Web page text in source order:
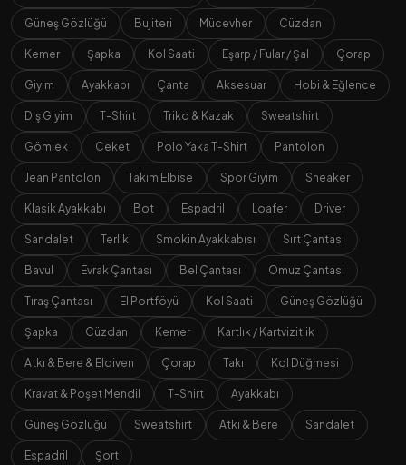
Güneş Gözlüğü Bujiteri Mücevher Cüzdan
Kemer Şapka Kol Saati Eşarp / Fular / Şal Çorap
Giyim Ayakkabı Çanta Aksesuar Hobi & Eğlence
Dış Giyim T-Shirt Triko & Kazak Sweatshirt
Gömlek Ceket Polo Yaka T-Shirt Pantolon
Jean Pantolon Takım Elbise Spor Giyim Sneaker
Klasik Ayakkabı Bot Espadril Loafer Driver
Sandalet Terlik Smokin Ayakkabısı Sırt Çantası
Bavul Evrak Çantası Bel Çantası Omuz Çantası
Tıraş Çantası El Portföyü Kol Saati Güneş Gözlüğü
Şapka Cüzdan Kemer Kartlık / Kartvizitlik
Atkı & Bere & Eldiven Çorap Takı Kol Düğmesi
Kravat & Poşet Mendil T-Shirt Ayakkabı
Güneş Gözlüğü Sweatshirt Atkı & Bere Sandalet
Espadril Şort